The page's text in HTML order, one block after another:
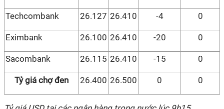
Techcombank 26.127 26.410 -4 0
Eximbank 26.100 26.410 -20 0
Sacombank 26.115 26.410 -15 0
Tỷ giá chợ đen 26.400 26.500 0 0